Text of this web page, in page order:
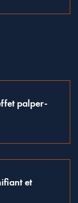
palper-
et